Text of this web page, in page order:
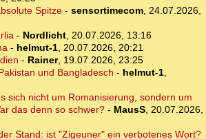
Spitze- sensortimecom, 24.07.2026,
- Nordlicht, 20.07.2026, 13:16
- helmut-1, 20.07.2026, 20:21
- Rainer, 19.07.2026, 23:25
und Bangladesch - helmut-1,
sich nicht um Romanisierung, sondern um
das denn so schwer? - MausS, 20.07.2026,
Stand: ist "Zigeuner" ein verbotenes Wort?